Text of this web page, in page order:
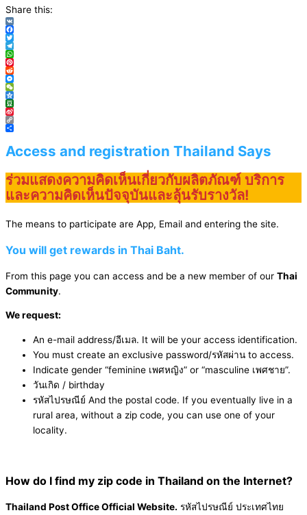
Share this:
VK
Facebook
Twitter
Telegram
WhatsApp
Pinterest
Reddit
Messenger
WeChat
Qzone
Douban
Sina
Weibo
Copy
Link
Compartir
Access and registration Thailand Says
ร่วมแสดงความคิดเห็นเกี่ยวกับผลิตภัณฑ์ บริการ
และความคิดเห็นปัจจุบันและลุ้นรับรางวัล!
The means to participate are App, Email and entering the site.
You will get rewards in Thai Baht.
From this page you can access and be a new member of our Thai
Community.
We request:
An e-mail address/อีเมล. It will be your access identification.
You must create an exclusive password/รหัสผ่าน to access.
Indicate gender “feminine เพศหญิง” or “masculine เพศชาย”.
วันเกิด / birthday
รหัสไปรษณีย์ And the postal code. If you eventually live in a
rural area, without a zip code, you can use one of your
locality.
How do I find my zip code in Thailand on the Internet?
Thailand Post Office Official Website. รหัสไปรษณีย์ ประเทศไทย